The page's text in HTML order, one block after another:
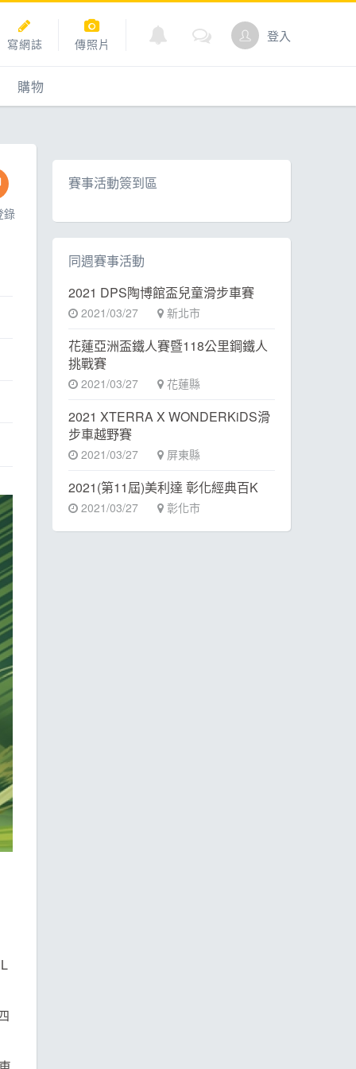
寫網誌 傳照片 登入
購物
點數商城
錄
賽事活動簽到區
同週賽事活動
2021 DPS陶博館盃兒童滑步車賽
2021/03/27 新北市
花蓮亞洲盃鐵人賽暨118公里鋼鐵人
挑戰賽
2021/03/27 花蓮縣
2021 XTERRA X WONDERKiDS滑
步車越野賽
2021/03/27 屏東縣
2021(第11屆)美利達 彰化經典百K
2021/03/27 彰化市